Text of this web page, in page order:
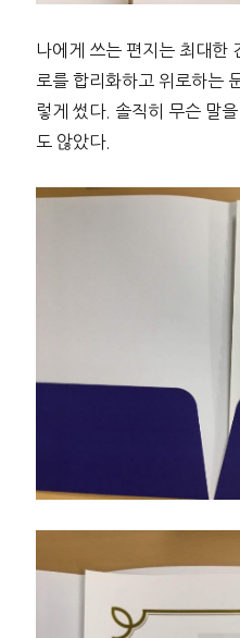
나에게 쓰는 편지는 최대한
로를 합리화하고 위로하는
렇게 썼다. 솔직히 무슨 말
도 않았다.